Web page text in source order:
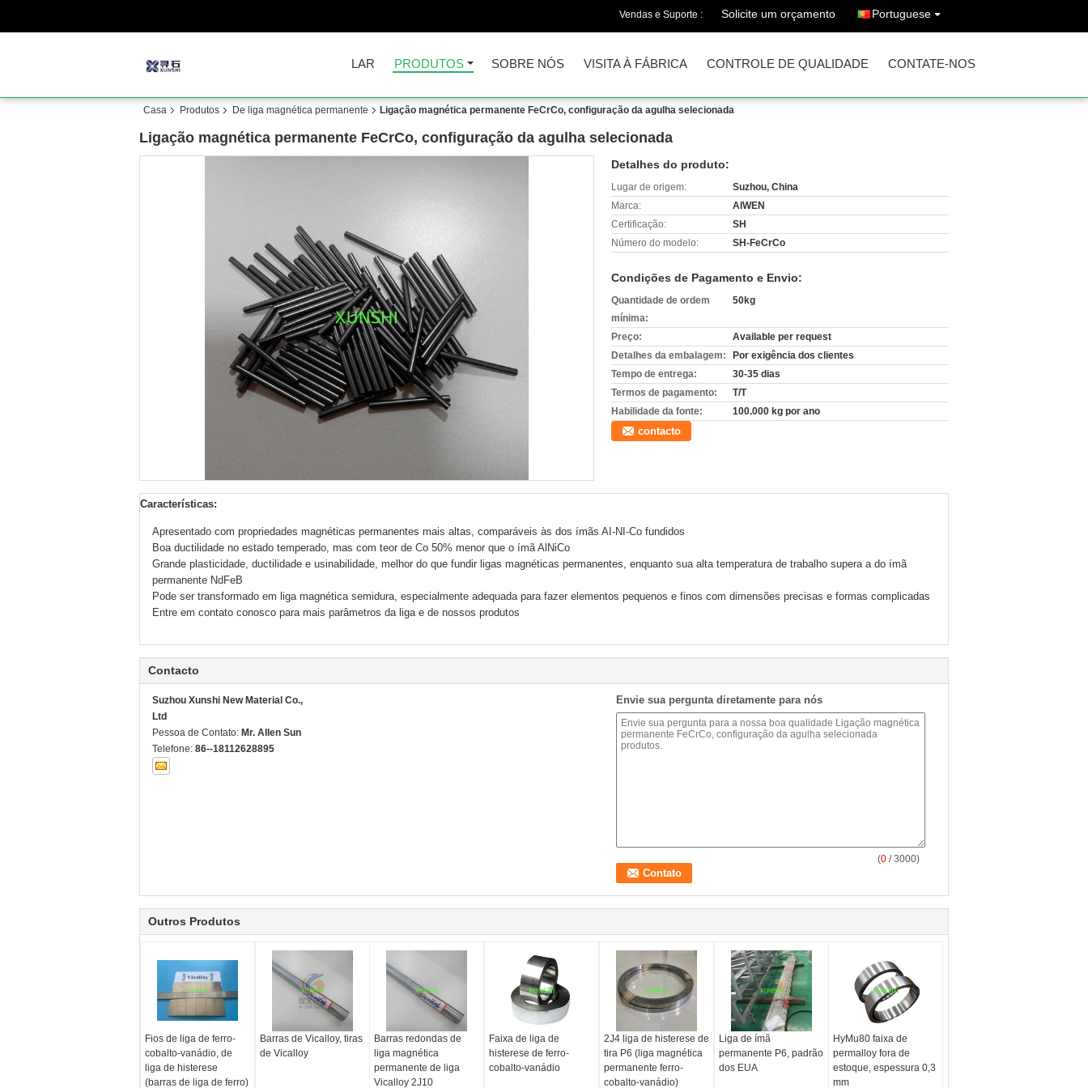
Vendas e Suporte : Solicite um orçamento Portuguese
LAR PRODUTOS SOBRE NÓS VISITA À FÁBRICA CONTROLE DE QUALIDADE CONTATE-NOS
Casa Produtos De liga magnética permanente Ligação magnética permanente FeCrCo, configuração da agulha selecionada
Ligação magnética permanente FeCrCo, configuração da agulha selecionada
Detalhes do produto:
Lugar de origem:
Suzhou, China
Marca:
AIWEN
Certificação:
SH
Número do modelo:
SH-FeCrCo
Condições de Pagamento e Envio:
Quantidade de ordem
mínima:
50kg
Preço:
Available per request
Detalhes da embalagem:
Por exigência dos clientes
Tempo de entrega:
30-35 dias
Termos de pagamento:
T/T
Habilidade da fonte:
100.000 kg por ano
contacto
Características:
Apresentado com propriedades magnéticas permanentes mais altas, comparáveis ​​às dos ímãs AI-NI-Co fundidos
Boa ductilidade no estado temperado, mas com teor de Co 50% menor que o ímã AlNiCo
Grande plasticidade, ductilidade e usinabilidade, melhor do que fundir ligas magnéticas permanentes, enquanto sua alta temperatura de trabalho supera a do ímã
permanente NdFeB
Pode ser transformado em liga magnética semidura, especialmente adequada para fazer elementos pequenos e finos com dimensões precisas e formas complicadas
Entre em contato conosco para mais parâmetros da liga e de nossos produtos
Contacto
Suzhou Xunshi New Material Co.,
Ltd
Pessoa de Contato: Mr. Allen Sun
Telefone: 86--18112628895
Envie sua pergunta diretamente para nós
(0 / 3000)
Outros Produtos
Fios de liga de ferro-
cobalto-vanádio, de
liga de histerese
(barras de liga de ferro)
Barras de Vicalloy, tiras
de Vicalloy
Barras redondas de
liga magnética
permanente de liga
Vicalloy 2J10
Faixa de liga de
histerese de ferro-
cobalto-vanádio
2J4 liga de histerese de
tira P6 (liga magnética
permanente ferro-
cobalto-vanádio)
Liga de ímã
permanente P6, padrão
dos EUA
HyMu80 faixa de
permalloy fora de
estoque, espessura 0,3
mm